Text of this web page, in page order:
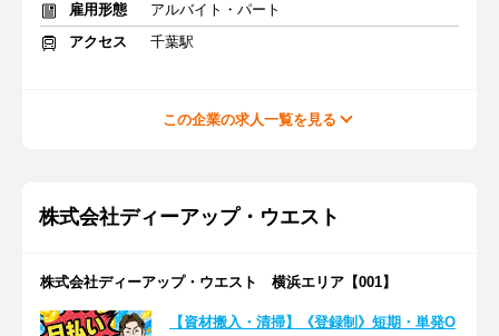
雇用形態
アルバイト・パート
アクセス
千葉駅
この企業の求人一覧を見る
株式会社ディーアップ・ウエスト
株式会社ディーアップ・ウエスト 横浜エリア【001】
【資材搬入・清掃】《登録制》短期・単発O